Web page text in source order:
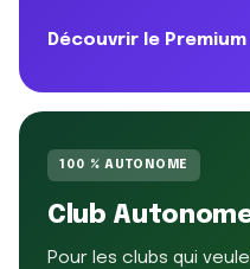
Découvrir le
100 % AUTONOME
Club
Pour les clubs qui